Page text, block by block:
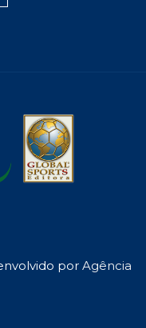
por Agência